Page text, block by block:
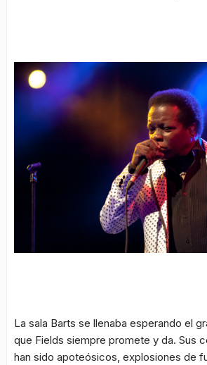
La sala Barts se llenaba esperando el
que Fields siempre promete y da. Sus
han sido apoteósicos, explosiones de